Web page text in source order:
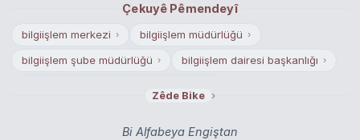
Çekuyê Pêmendeyî
bilgiişlem merkezi › bilgiişlem müdürlüğü ›
bilgiişlem şube müdürlüğü › bilgiişlem dairesi başkanlığı ›
Zêde Bike ›
Bi Alfabeya Engiştan